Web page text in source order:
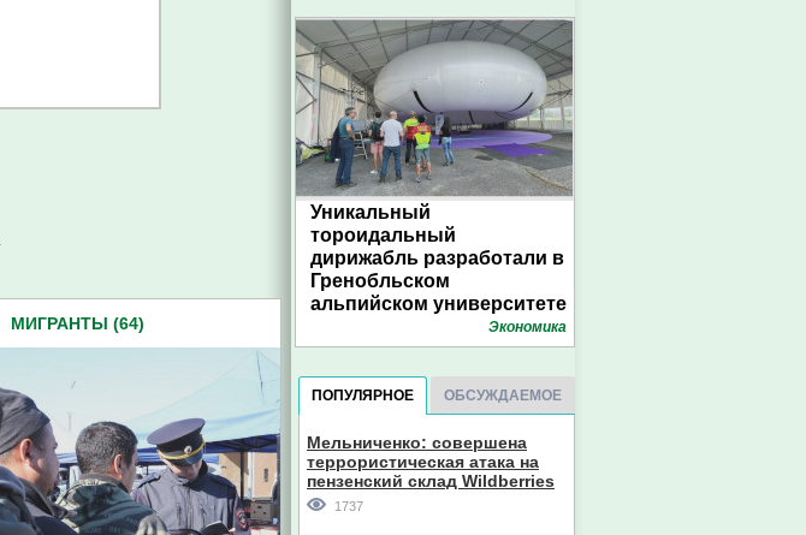
МИГРАНТЫ (64)
Уникальный
тороидальный
дирижабль разработали в
Гренобльском
альпийском университете
Экономика
ПОПУЛЯРНОЕ ОБСУЖДАЕМОЕ
Мельниченко: совершена
террористическая атака на
пензенский склад Wildberries
1737